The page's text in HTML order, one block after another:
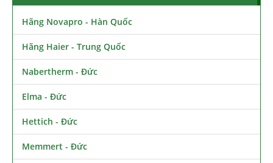
Hãng Novapro - Hàn Quốc
Hãng Haier - Trung Quốc
Nabertherm - Đức
Elma - Đức
Hettich - Đức
Memmert - Đức